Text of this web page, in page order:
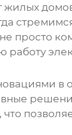
просто
в